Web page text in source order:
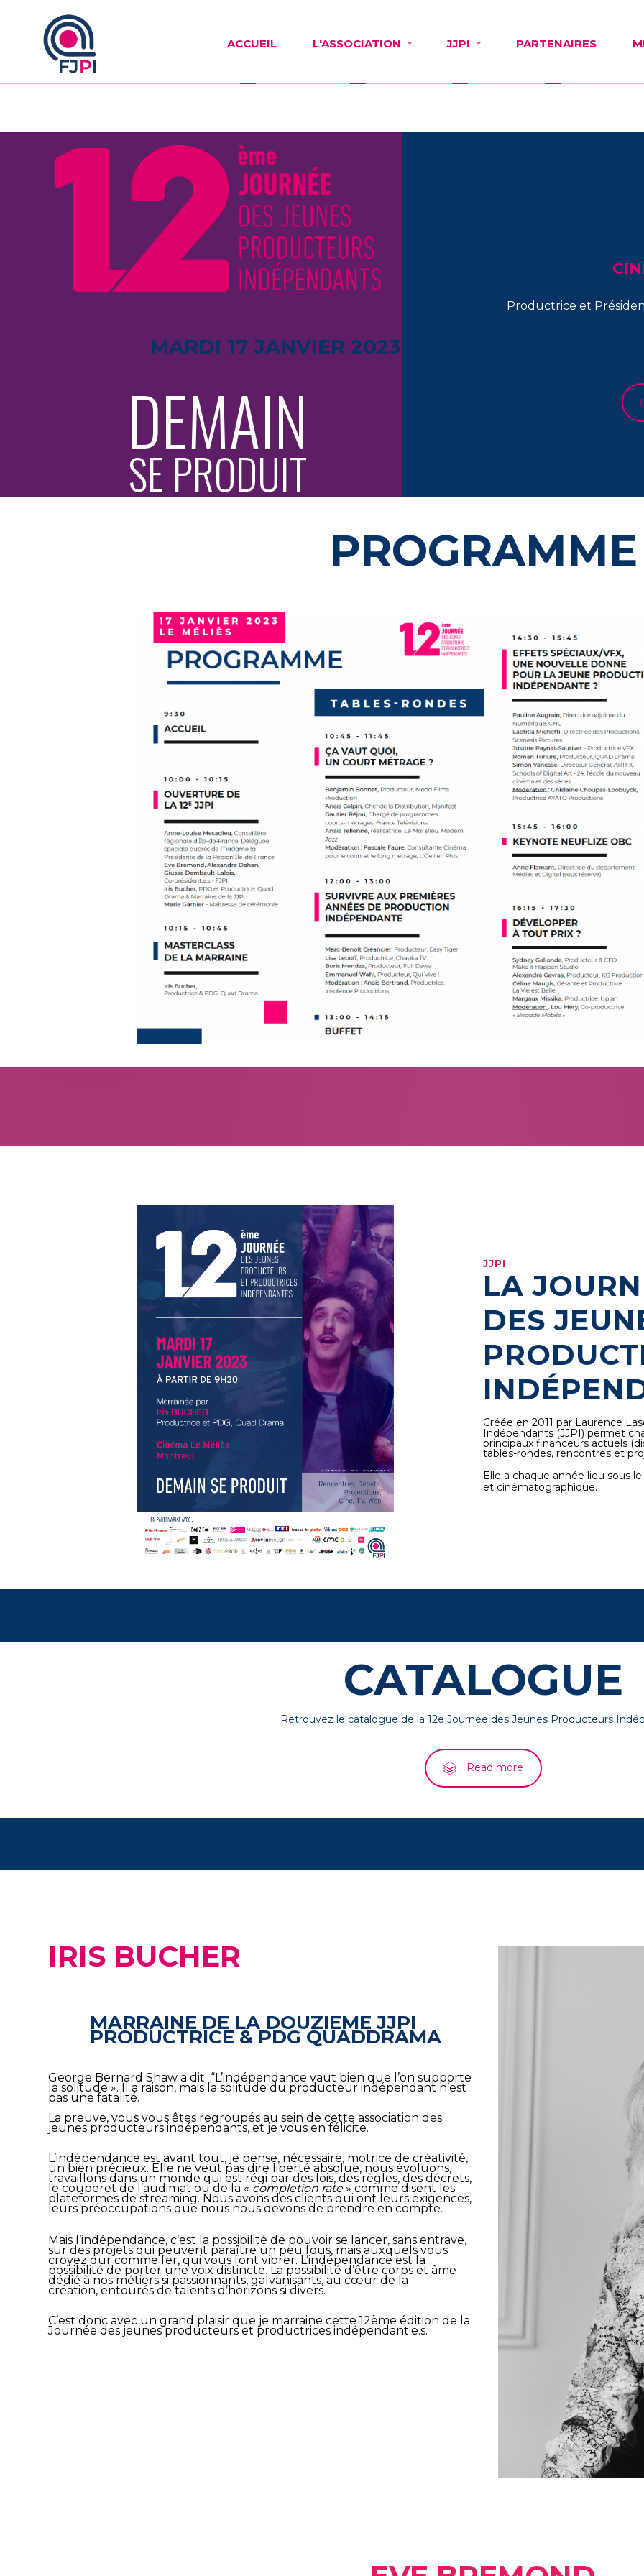
ACCUEIL L'ASSOCIATION JJPI PARTENAIRES
MARDI 17 JANVIER 2023
DEMAIN
SE PRODUIT
Productrice et
PROGRAMME
JJPI
LA
DES
Créée en 2011 par Laurence
Indépendants (JJPI) permet
principaux financeurs actuels
tables-rondes, rencontres et
Elle a chaque année lieu sous
et cinématographique.
CATALOGUE
Retrouvez le catalogue de la 12e Journée des Jeunes Producteurs
Read more
IRIS BUCHER
MARRAINE DE LA DOUZIEME JJPI
PRODUCTRICE & PDG QUADDRAMA
George Bernard Shaw a dit “L’indépendance vaut bien que l’onsupporte
la solitude ». Il a raison, mais la solitude du producteurindépendant n’est
pas une fatalité.
La preuve, vous vous êtes regroupés au sein de cette association des
jeunes producteursindépendants, et je vous en félicite.
L’indépendance est avant tout, je pense, nécessaire, motrice decréativité,
un bien précieux. Elle ne veut pas dire liberté absolue, nousévoluons,
travaillons dans un monde qui est régi par des lois, desrègles, des décrets,
le couperet de l’audimat ou de la « completion rate» comme disent les
plateformes de streaming. Nous avonsdes clients qui ont leurs exigences,
leurs préoccupations que nous nous devons de prendre en compte.
Mais l’indépendance, c’est la possibilité de pouvoir se lancer, sans entrave,
sur des projetsqui peuvent paraître un peu fous, mais auxquels vous
croyez durcomme fer, qui vous font vibrer. L’indépendance est la
possibilité de porter une voix distincte. La possibilité d’être corps et âme
dédiéà nos métiers si passionnants, galvanisants, au cœur de la
création,entourés de talents d’horizons si divers.
C’est donc avec un grand plaisir que je marraine cette 12ème édition de la
Journée des jeunes producteurs et productrices indépendant.e.s.